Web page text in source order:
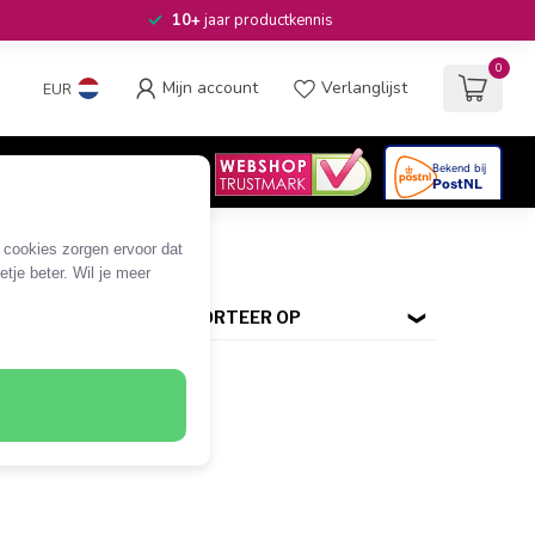
zorgen ervoor dat
beter. Wil je meer
10+jaar productkennis
EUR Mijn account Verlanglijst
0
SORTEER OP